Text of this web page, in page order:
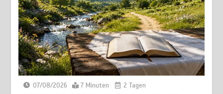
22
VON HERZEN | 30.01.2026 | Verwurzelt und
fokussiert | Pastor Erton Köhler
30/01/2026 3 Minuten 6 Monaten
23
VON HERZEN | 23.01.2026 | Jenseits des
menschlichen Würfels | Pastor Erton Köhler
BALD KOMMT DER KÖNIG | 01.08.2026 |
07/08/2026 7 Minuten 2 Tagen